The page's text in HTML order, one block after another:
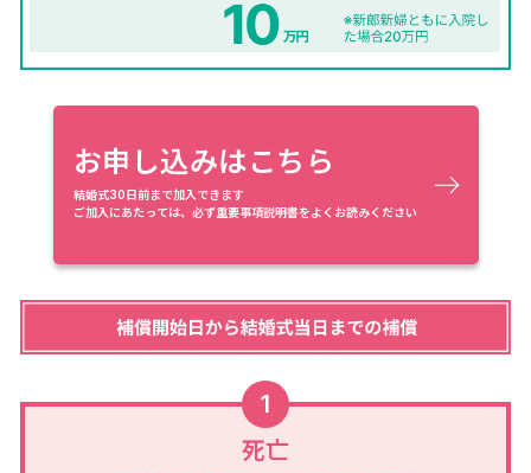
お申し込みはこちら
結婚式30日前まで加入できます
ご加入にあたっては、必ず重要事項説明書をよくお読みください
1
死亡